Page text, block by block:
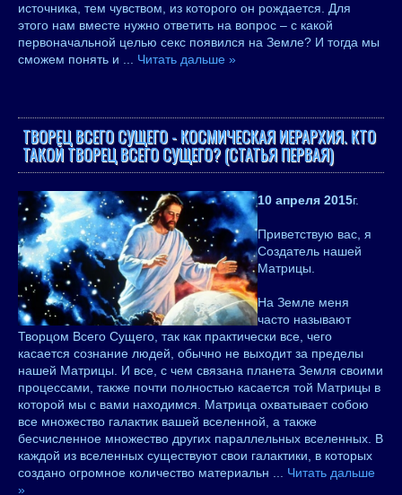
источника, тем чувством, из которого он рождается. Для
этого нам вместе нужно ответить на вопрос – с какой
первоначальной целью секс появился на Земле? И тогда мы
сможем понять и
Читать дальше »
ТВОРЕЦ ВСЕГО СУЩЕГО - КОСМИЧЕСКАЯ ИЕРАРХИЯ. КТО
ТАКОЙ ТВОРЕЦ ВСЕГО СУЩЕГО? (СТАТЬЯ ПЕРВАЯ)
10 апреля 2015г.
Приветствую вас, я
Создатель нашей
Матрицы.
На Земле меня
часто называют
Творцом Всего Сущего, так как практически все, чего
касается сознание людей, обычно не выходит за пределы
нашей Матрицы. И все, с чем связана планета Земля своими
процессами, также почти полностью касается той Матрицы в
которой мы с вами находимся. Матрица охватывает собою
все множество галактик вашей вселенной, а также
бесчисленное множество других параллельных вселенных. В
каждой из вселенных существуют свои галактики, в которых
создано огромное количество материальн
Читать дальше
»